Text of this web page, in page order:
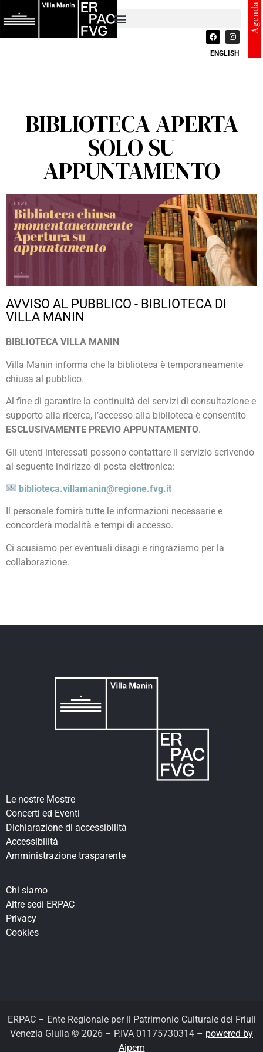
ENGLISH
Agenda
BIBLIOTECA APERTA
SOLO SU
APPUNTAMENTO
AVVISO AL PUBBLICO - BIBLIOTECA DI
VILLA MANIN
BIBLIOTECA VILLA MANIN
Villa Manin informa che la biblioteca è temporaneamente
chiusa al pubblico.
Al fine di garantire la continuità dei servizi di consultazione e
supporto alla ricerca, l’accesso alla biblioteca è consentito
ESCLUSIVAMENTE PREVIO APPUNTAMENTO.
Gli utenti interessati possono contattare il servizio scrivendo
al seguente indirizzo di posta elettronica:
biblioteca.villamanin@regione.fvg.it
Il personale fornirà tutte le informazioni necessarie e
concorderà modalità e tempi di accesso.
Ci scusiamo per eventuali disagi e ringraziamo per la
collaborazione.
Le nostre Mostre
Concerti ed Eventi
Dichiarazione di accessibilità
Accessibilità
Amministrazione trasparente
Chi siamo
Altre sedi ERPAC
Privacy
Cookies
ERPAC – Ente Regionale per il Patrimonio Culturale del Friuli
Venezia Giulia © 2026 – P.IVA 01175730314 – powered by
Aipem